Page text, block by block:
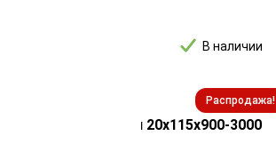
В наличии
Распродажа!
из термоясеня 20х115х900-3000